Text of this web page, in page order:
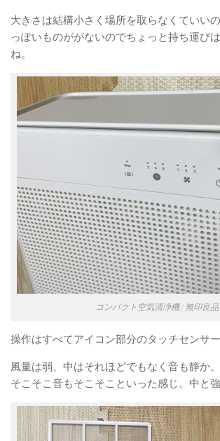
大きさは結構小さく場所を取らなくていい
っぽいものががないのでちょっと持ち運び
ね。
コンパクト空気清浄機 / 無印良品
操作はすべてアイコン部分のタッチセンサー
風量は弱、中はそれほどでもなく音も静か
そこそこ音もそこそこといった感じ。中と強